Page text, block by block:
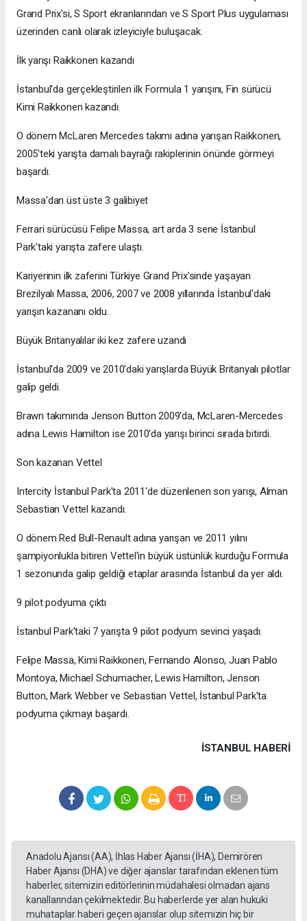
Grand Prix'si, S Sport ekranlarından ve S Sport Plus uygulaması
üzerinden canlı olarak izleyiciyle buluşacak.
İlk yarışı Raikkonen kazandı
İstanbul'da gerçekleştirilen ilk Formula 1 yarışını, Fin sürücü
Kimi Raikkonen kazandı.
O dönem McLaren Mercedes takımı adına yarışan Raikkonen,
2005'teki yarışta damalı bayrağı rakiplerinin önünde görmeyi
başardı.
Massa'dan üst üste 3 galibiyet
Ferrari sürücüsü Felipe Massa, art arda 3 sene İstanbul
Park'taki yarışta zafere ulaştı.
Kariyerinin ilk zaferini Türkiye Grand Prix'sinde yaşayan
Brezilyalı Massa, 2006, 2007 ve 2008 yıllarında İstanbul'daki
yarışın kazananı oldu.
Büyük Britanyalılar iki kez zafere uzandı
İstanbul'da 2009 ve 2010'daki yarışlarda Büyük Britanyalı pilotlar
galip geldi.
Brawn takımında Jenson Button 2009'da, McLaren-Mercedes
adına Lewis Hamilton ise 2010'da yarışı birinci sırada bitirdi.
Son kazanan Vettel
Intercity İstanbul Park'ta 2011'de düzenlenen son yarışı, Alman
Sebastian Vettel kazandı.
O dönem Red Bull-Renault adına yarışan ve 2011 yılını
şampiyonlukla bitiren Vettel'in büyük üstünlük kurduğu Formula
1 sezonunda galip geldiği etaplar arasında İstanbul da yer aldı.
9 pilot podyuma çıktı
İstanbul Park'taki 7 yarışta 9 pilot podyum sevinci yaşadı.
Felipe Massa, Kimi Raikkonen, Fernando Alonso, Juan Pablo
Montoya, Michael Schumacher, Lewis Hamilton, Jenson
Button, Mark Webber ve Sebastian Vettel, İstanbul Park'ta
podyuma çıkmayı başardı.
İSTANBUL HABERİ
Anadolu Ajansı (AA), İhlas Haber Ajansı (İHA), Demirören
Haber Ajansı (DHA) ve diğer ajanslar tarafından eklenen tüm
haberler, sitemizin editörlerinin müdahalesi olmadan ajans
kanallarından çekilmektedir. Bu haberlerde yer alan hukuki
muhataplar haberi geçen ajanslar olup sitemizin hiç bir